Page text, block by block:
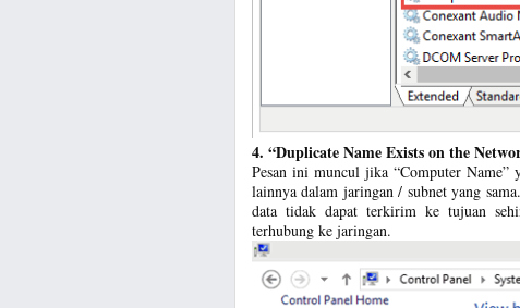
4. “Duplicate Name Exists on the
Pesan ini muncul jika “Computer Name”
lainnya dalam jaringan / subnet yang
data tidak dapat terkirim ke tujuan
terhubung ke jaringan.